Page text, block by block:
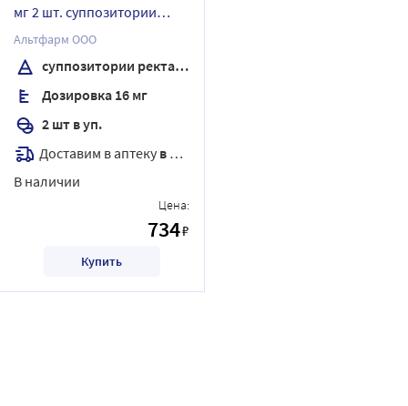
мг 2 шт. суппозитории
ректальные
Альтфарм ООО
суппозитории ректальные
Дозировка 16 мг
2 шт в уп.
Доставим в аптеку в течение 7 дней
В наличии
Цена:
734₽
Купить